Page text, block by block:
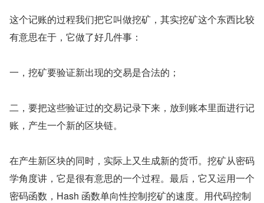
这个记账的过程我们把它叫做挖矿，其实挖矿这个东西比较
有意思在于，它做了好几件事：
一，挖矿要验证新出现的交易是合法的；
二，要把这些验证过的交易记录下来，放到账本里面进行记
账，产生一个新的区块链。
在产生新区块的同时，实际上又生成新的货币。挖矿从密码
学角度讲，它是很有意思的一个过程。最后，它又运用一个
密码函数，Hash 函数单向性控制挖矿的速度。用代码控制